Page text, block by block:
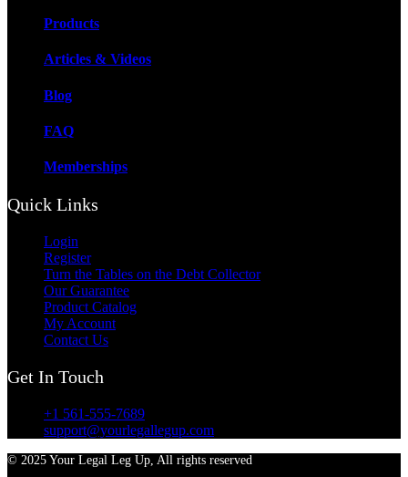
Products
Articles & Videos
Blog
FAQ
Memberships
Quick Links
Login
Register
Turn the Tables on the Debt Collector
Our Guarantee
Product Catalog
My Account
Contact Us
Get In Touch
+1 561-555-7689
support@yourlegallegup.com
© 2025 Your Legal Leg Up, All rights reserved